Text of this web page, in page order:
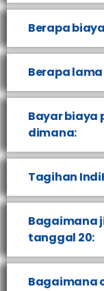
Berapa
Berapa lama
Bayar biaya
dimana:
Tagihan
Bagaimana
tanggal 20:
Bagaimana